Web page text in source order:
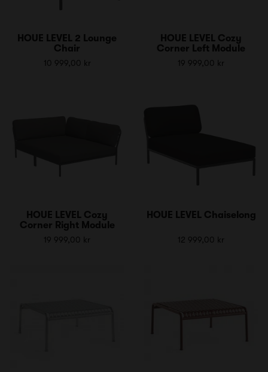
HOUE LEVEL 2 Lounge
Chair
10 999,00 kr
HOUE LEVEL Cozy
Corner Left Module
19 999,00 kr
HOUE LEVEL Cozy
Corner Right Module
19 999,00 kr
HOUE LEVEL Chaiselong
12 999,00 kr